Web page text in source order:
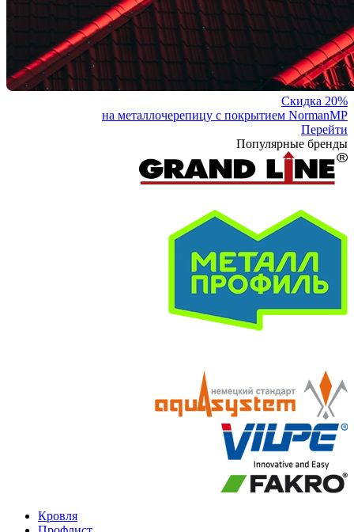
Скидка 20%
на металлочерепицу с покрытием NormanMP
Перейти
Популярные бренды
Кровля